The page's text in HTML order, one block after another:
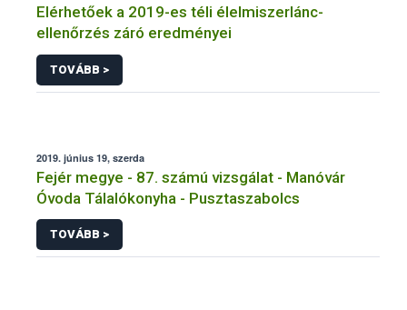
Elérhetőek a 2019-es téli élelmiszerlánc-
ellenőrzés záró eredményei
TOVÁBB >
2019. június 19, szerda
Fejér megye - 87. számú vizsgálat - Manóvár
Óvoda Tálalókonyha - Pusztaszabolcs
TOVÁBB >